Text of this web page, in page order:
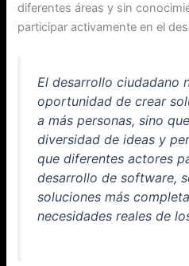
diferentes áreas y sin
participar activamente en el
El desarrollo ciudadano
oportunidad de crear
a más personas, sino
diversidad de ideas y
que diferentes actores
desarrollo de software,
soluciones más
necesidades reales de